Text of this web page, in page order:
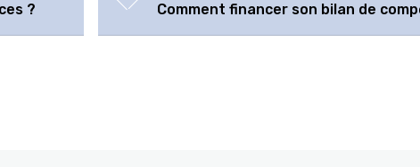
? Comment financer son bilan de